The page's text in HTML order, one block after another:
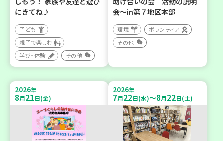
にきてね♪
子ども
親子で楽しむ
学び・体験
その他
会～in第７地区本部
環境
ボランティア
その他
2026年
8月21日(金)
2026年
7月22日(水)～8月22日(土)